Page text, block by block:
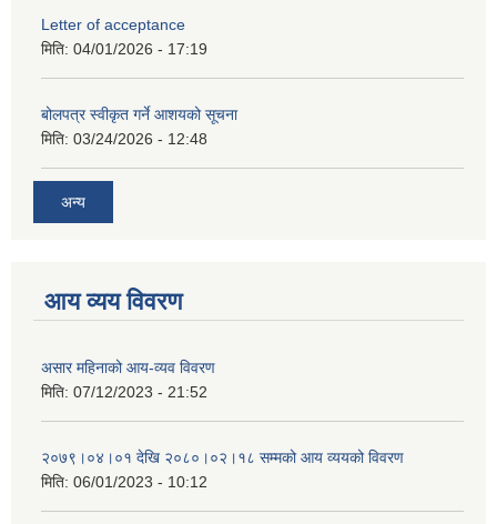
Letter of acceptance
मिति: 04/01/2026 - 17:19
बोलपत्र स्वीकृत गर्ने आशयको सूचना
मिति: 03/24/2026 - 12:48
अन्य
आय व्यय विवरण
असार महिनाको आय-व्यव विवरण
मिति: 07/12/2023 - 21:52
२०७९।०४।०१ देखि २०८०।०२।१८ सम्मको आय व्ययको विवरण
मिति: 06/01/2023 - 10:12